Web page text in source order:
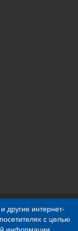
другие интернет-
с целью